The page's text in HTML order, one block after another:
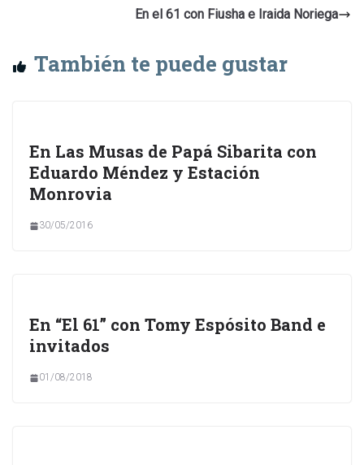
En el 61 con Fiusha e Iraida Noriega
También te puede gustar
En Las Musas de Papá Sibarita con
Eduardo Méndez y Estación
Monrovia
30/05/2016
En “El 61” con Tomy Espósito Band e
invitados
01/08/2018